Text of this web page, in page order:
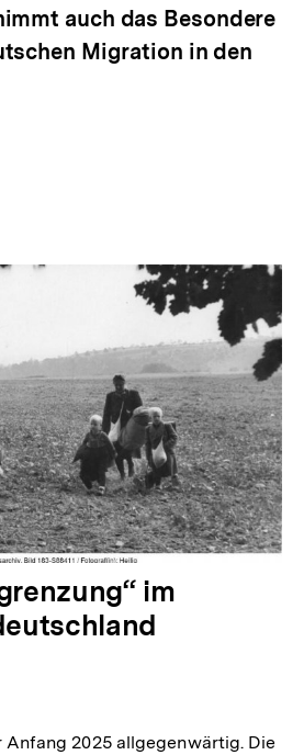
auch das Besondere
Migration in den
im
Anfang 2025 allgegenwärtig. Die